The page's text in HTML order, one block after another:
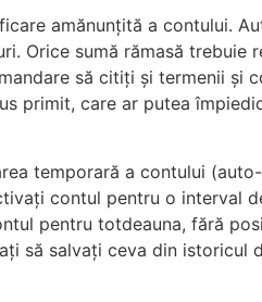
amănunțită a contului.
Orice sumă rămasă
să citiți și termenii și
primit, care ar putea
temporară a contului
contul pentru o interval
pentru totdeauna, fără
să salvați ceva din istoricul